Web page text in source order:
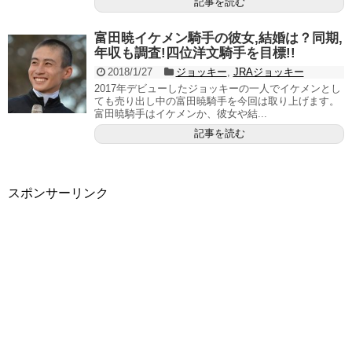
富田暁イケメン騎手の彼女,結婚は？同期,
年収も調査!四位洋文騎手を目標!!
2018/1/27 ジョッキー, JRAジョッキー
2017年デビューしたジョッキーの一人でイケメンとし
ても売り出し中の富田暁騎手を今回は取り上げます。
富田暁騎手はイケメンか、彼女や結...
記事を読む
スポンサーリンク